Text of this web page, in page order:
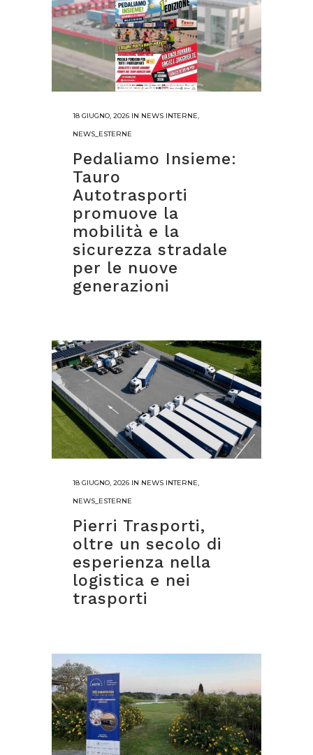
18 GIUGNO, 2026 IN NEWS INTERNE,
NEWS_ESTERNE
Pedaliamo Insieme:
Tauro
Autotrasporti
promuove la
mobilità e la
sicurezza stradale
per le nuove
generazioni
18 GIUGNO, 2026 IN NEWS INTERNE,
NEWS_ESTERNE
Pierri Trasporti,
oltre un secolo di
esperienza nella
logistica e nei
trasporti